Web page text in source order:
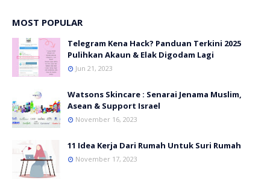
MOST POPULAR
Telegram Kena Hack? Panduan Terkini 2025
Pulihkan Akaun & Elak Digodam Lagi
Jun 21, 2023
Watsons Skincare : Senarai Jenama Muslim,
Asean & Support Israel
November 16, 2023
11 Idea Kerja Dari Rumah Untuk Suri Rumah
November 17, 2023